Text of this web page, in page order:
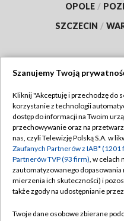
OPOLE /
SZCZECIN /
Abonament TVP
Emisja w TVP
Centrum informacji TVP
Naziemna Telewizja
Szanujemy Twoją
Kliknij "Akceptuję i przechodzę do
korzystanie z technologii
dostęp do informacji na Twoim
przechowywanie oraz na
nas, czyli Telewizję Polską S.A. w
Zaufanych Partnerów z IAB* (1201
Partnerów TVP (93 firm), w celach
zautomatyzowanego
mierzenia ich skuteczności) i
także zgody na udostępnianie
Twoje dane osobowe zbierane